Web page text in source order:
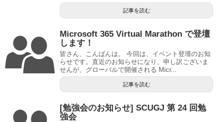
記事を読む
Microsoft 365 Virtual Marathon で登壇
します！
皆さん、こんばんは。 今回は、イベント登壇のお知
らせです。直近のお知らせになり、申し訳ございま
せんが、グローバルで開催される Micr...
記事を読む
[勉強会のお知らせ] SCUGJ 第 24 回勉
強会